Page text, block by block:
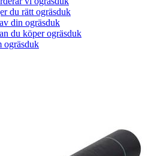
du rätt ogräsduk
din ogräsduk
du köper ogräsduk
ogräsduk